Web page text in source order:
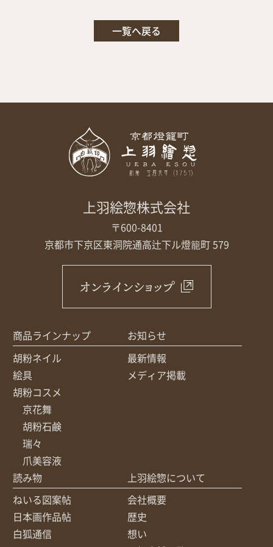
一覧へ戻る
上羽絵惣株式会社
〒600-8401
京都市下京区東洞院通高辻下ル燈籠町 579
オンラインショップ
商品ラインナップ
胡粉ネイル
絵具
胡粉コスメ
京花舞
胡粉石鹸
瑞々
爪美容液
お知らせ
最新情報
メディア掲載
読み物
ねいる図案帖
日本画作品帖
白狐通信
上羽絵惣について
会社概要
歴史
想い